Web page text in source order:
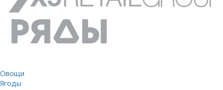
Овощи
Ягоды